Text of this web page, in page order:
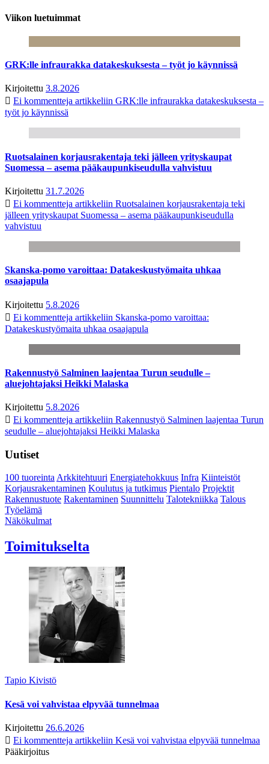
Viikon luetuimmat
GRK:lle infraurakka datakeskuksesta – työt jo käynnissä
Kirjoitettu 3.8.2026
Ei kommentteja artikkeliin GRK:lle infraurakka datakeskuksesta –
työt jo käynnissä
Ruotsalainen korjausrakentaja teki jälleen yrityskaupat
Suomessa – asema pääkaupunkiseudulla vahvistuu
Kirjoitettu 31.7.2026
Ei kommentteja artikkeliin Ruotsalainen korjausrakentaja teki
jälleen yrityskaupat Suomessa – asema pääkaupunkiseudulla
vahvistuu
Skanska-pomo varoittaa: Datakeskustyömaita uhkaa
osaajapula
Kirjoitettu 5.8.2026
Ei kommentteja artikkeliin Skanska-pomo varoittaa:
Datakeskustyömaita uhkaa osaajapula
Rakennustyö Salminen laajentaa Turun seudulle –
aluejohtajaksi Heikki Malaska
Kirjoitettu 5.8.2026
Ei kommentteja artikkeliin Rakennustyö Salminen laajentaa Turun
seudulle – aluejohtajaksi Heikki Malaska
Uutiset
100 tuoreintaArkkitehtuuri Energiatehokkuus Infra Kiinteistöt
Korjausrakentaminen Koulutus ja tutkimus Pientalo Projektit
Rakennustuote Rakentaminen Suunnittelu Talotekniikka Talous
Työelämä
Näkökulmat
Toimitukselta
Tapio Kivistö
Kesä voi vahvistaa elpyvää tunnelmaa
Kirjoitettu 26.6.2026
Ei kommentteja artikkeliin Kesä voi vahvistaa elpyvää tunnelmaa
Pääkirjoitus